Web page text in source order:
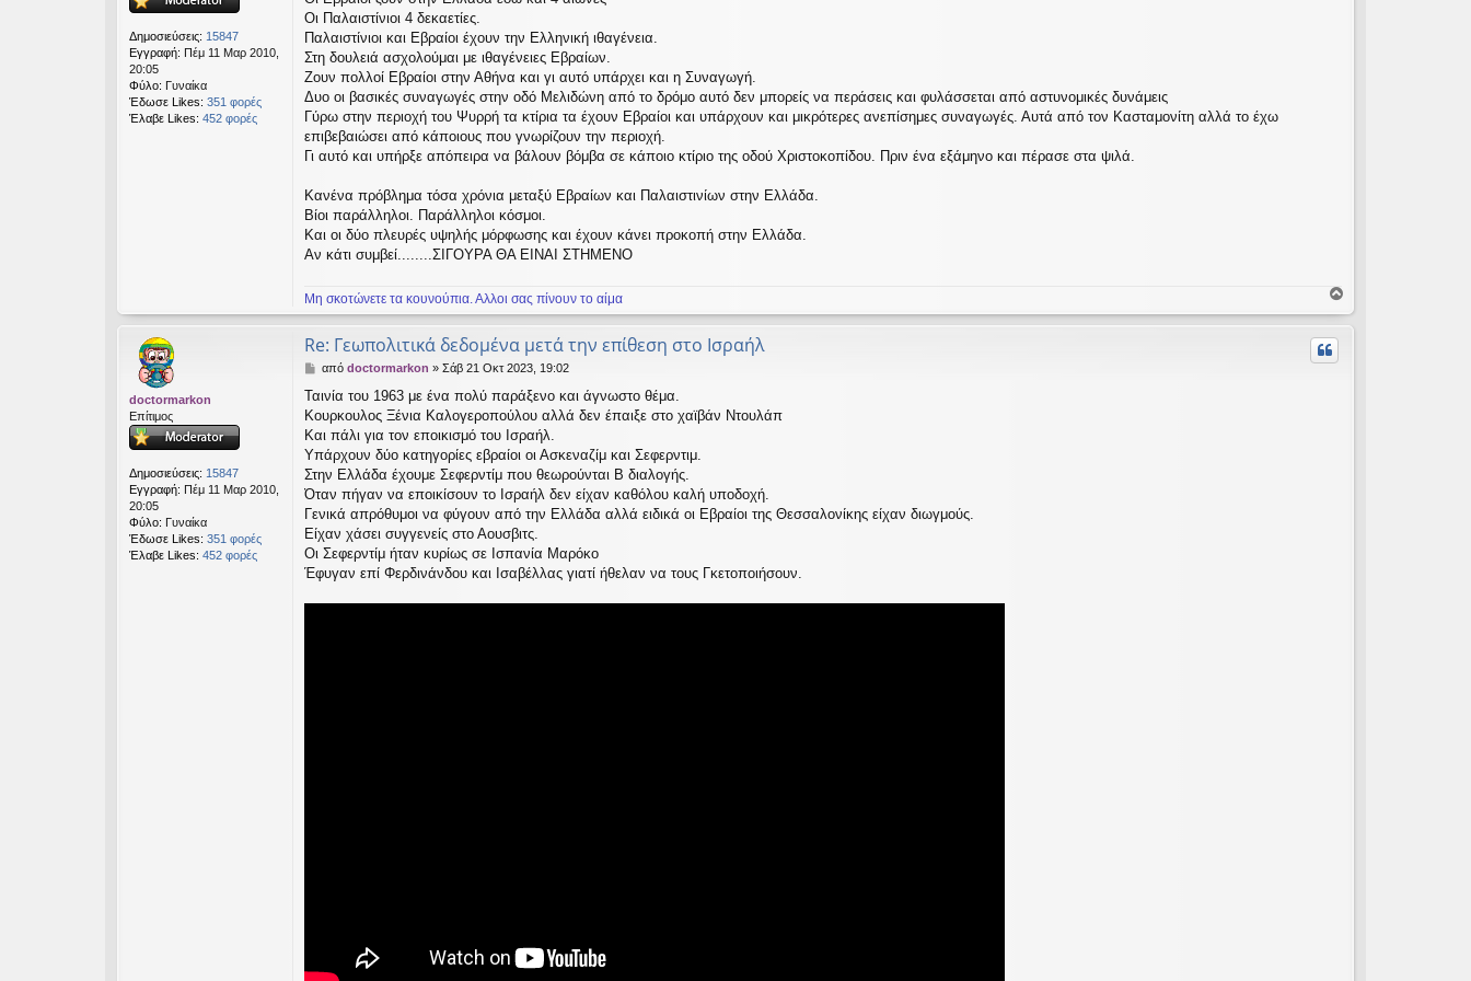
Δημοσιεύσεις: 15847
Εγγραφή: Πέμ 11 Μαρ 2010,
20:05
Φύλο: Γυναίκα
Έδωσε Likes: 351 φορές
Έλαβε Likes: 452 φορές
ί
υ
σ
η
Οι Παλαιστίνιοι 4 δεκαετίες.
Παλαιστίνιοι και Εβραίοι έχουν την Ελληνική ιθαγένεια.
Στη δουλειά ασχολούμαι με ιθαγένειες Εβραίων.
Ζουν πολλοί Εβραίοι στην Αθήνα και γι αυτό υπάρχει και η Συναγωγή.
Δυο οι βασικές συναγωγές στην οδό Μελιδώνη από το δρόμο αυτό δεν μπορείς να περάσεις και φυλάσσεται από αστυνομικές δυνάμεις
Γύρω στην περιοχή του Ψυρρή τα κτίρια τα έχουν Εβραίοι και υπάρχουν και μικρότερες ανεπίσημες συναγωγές. Αυτά από τον Κασταμονίτη αλλά το έχω
επιβεβαιώσει από κάποιους που γνωρίζουν την περιοχή.
Γι αυτό και υπήρξε απόπειρα να βάλουν βόμβα σε κάποιο κτίριο της οδού Χριστοκοπίδου. Πριν ένα εξάμηνο και πέρασε στα ψιλά.
Κανένα πρόβλημα τόσα χρόνια μεταξύ Εβραίων και Παλαιστινίων στην Ελλάδα.
Βίοι παράλληλοι. Παράλληλοι κόσμοι.
Και οι δύο πλευρές υψηλής μόρφωσης και έχουν κάνει προκοπή στην Ελλάδα.
Αν κάτι συμβεί........ΣΙΓΟΥΡΑ ΘΑ ΕΙΝΑΙ ΣΤΗΜΕΝΟ
Μη σκοτώνετε τα κουνούπια. Αλλοι σας πίνουν το αίμα
ο
ρ
doctormarkon
Επίτιμος
Δημοσιεύσεις: 15847
Εγγραφή: Πέμ 11 Μαρ 2010,
20:05
Φύλο: Γυναίκα
Έδωσε Likes: 351 φορές
Έλαβε Likes: 452 φορές
Re: Γεωπολιτικά δεδομένα μετά την επίθεση στο Ισραήλ
Δ
μ
ο
σ
ί
υ
σ
η
από doctormarkon » Σάβ 21 Οκτ 2023, 19:02
Ταινία του 1963 με ένα πολύ παράξενο και άγνωστο θέμα.
Κουρκουλος Ξένια Καλογεροπούλου αλλά δεν έπαιξε στο χαϊβάν Ντουλάπ
Και πάλι για τον εποικισμό του Ισραήλ.
Υπάρχουν δύο κατηγορίες εβραίοι οι Ασκεναζίμ και Σεφερντιμ.
Στην Ελλάδα έχουμε Σεφερντίμ που θεωρούνται Β διαλογής.
Όταν πήγαν να εποικίσουν το Ισραήλ δεν είχαν καθόλου καλή υποδοχή.
Γενικά απρόθυμοι να φύγουν από την Ελλάδα αλλά ειδικά οι Εβραίοι της Θεσσαλονίκης είχαν διωγμούς.
Είχαν χάσει συγγενείς στο Αουσβιτς.
Οι Σεφερντίμ ήταν κυρίως σε Ισπανία Μαρόκο
Έφυγαν επί Φερδινάνδου και Ισαβέλλας γιατί ήθελαν να τους Γκετοποιήσουν.